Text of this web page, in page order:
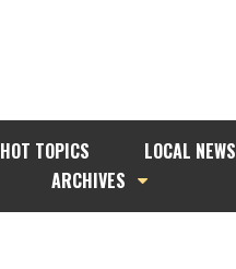
HOT TOPICS
LOCAL NEWS
ARCHIVES